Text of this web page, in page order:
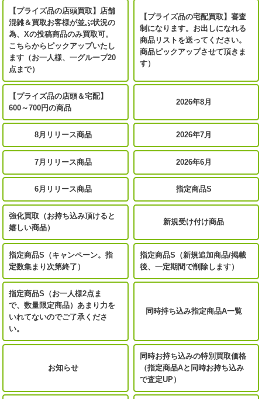
【プライズ品の店頭買取】店舗
混雑＆買取お客様が並ぶ状況の
為、Xの投稿商品のみ買取可。
こちらからピックアップいたし
ます（お一人様、一グループ20
点まで）
【プライズ品の宅配買取】審査
制になります。お出しになれる
商品リストを送ってください。
商品ピックアップさせて頂きま
す）
【プライズ品の店頭＆宅配】
600～700円の商品
2026年8月
8月リリース商品 2026年7月
7月リリース商品 2026年6月
6月リリース商品 指定商品S
強化買取（お持ち込み頂けると
嬉しい商品）
新規受け付け商品
指定商品S（キャンペーン。指
定数集まり次第終了）
指定商品S（新規追加商品/掲載
後、一定期間で削除します）
指定商品S（お一人様2点ま
で、数量限定商品）あまり力を
いれてないのでご了承くださ
い。
同時持ち込み指定商品A一覧
お知らせ
同時お持ち込みの特別買取価格
（指定商品Aと同時お持ち込み
で査定UP）